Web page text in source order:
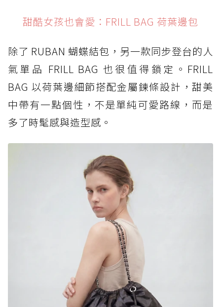
甜酷女孩也會愛：FRILL BAG 荷葉邊包
除了 RUBAN 蝴蝶結包，另一款同步登台的人
氣單品 FRILL BAG 也很值得鎖定。FRILL
BAG 以荷葉邊細節搭配金屬鍊條設計，甜美
中帶有一點個性，不是單純可愛路線，而是
多了時髦感與造型感。